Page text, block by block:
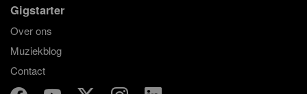
Gigstarter
Over ons
Muziekblog
Contact